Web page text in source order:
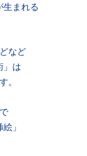
生まれる
など
」は
。
」